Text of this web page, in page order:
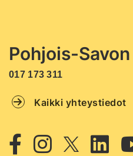
Pohjois-
017 173 311
Kaikki yhteystiedot